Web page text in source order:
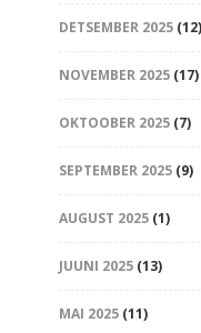
DETSEMBER 2025(12)
NOVEMBER 2025(17)
OKTOOBER 2025(7)
SEPTEMBER 2025(9)
AUGUST 2025(1)
JUUNI 2025(13)
MAI 2025(11)